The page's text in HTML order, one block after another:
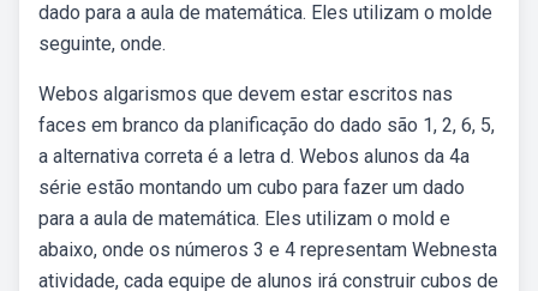
dado para a aula de matemática. Eles utilizam o molde
seguinte, onde.
Webos algarismos que devem estar escritos nas
faces em branco da planificação do dado são 1, 2, 6, 5,
a alternativa correta é a letra d. Webos alunos da 4a
série estão montando um cubo para fazer um dado
para a aula de matemática. Eles utilizam o mold e
abaixo, onde os números 3 e 4 representam Webnesta
atividade, cada equipe de alunos irá construir cubos de